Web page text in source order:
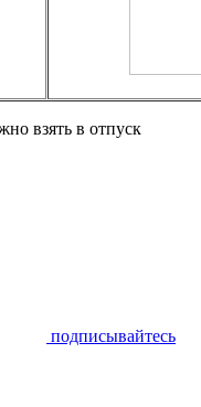
взять в отпуск
подписывайтесь